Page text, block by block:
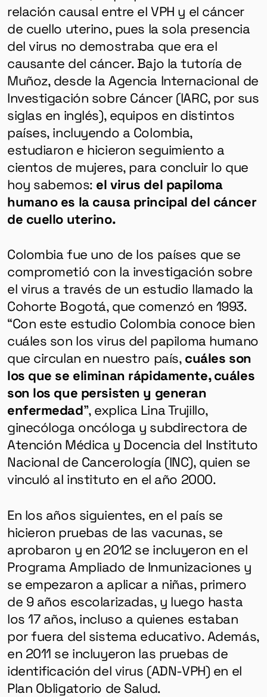
relación causal entre el VPH y el cáncer
de cuello uterino, pues la sola presencia
del virus no demostraba que era el
causante del cáncer. Bajo la tutoría de
Muñoz, desde la Agencia Internacional de
Investigación sobre Cáncer (IARC, por sus
siglas en inglés), equipos en distintos
países, incluyendo a Colombia,
estudiaron e hicieron seguimiento a
cientos de mujeres, para concluir lo que
hoy sabemos: el virus del papiloma
humano es la causa principal del cáncer
de cuello uterino.
Colombia fue uno de los países que se
comprometió con la investigación sobre
el virus a través de un estudio llamado la
Cohorte Bogotá, que comenzó en 1993.
“Con este estudio Colombia conoce bien
cuáles son los virus del papiloma humano
que circulan en nuestro país, cuáles son
los que se eliminan rápidamente, cuáles
son los que persisten y generan
enfermedad”, explica Lina Trujillo,
ginecóloga oncóloga y subdirectora de
Atención Médica y Docencia del Instituto
Nacional de Cancerología (INC), quien se
vinculó al instituto en el año 2000.
En los años siguientes, en el país se
hicieron pruebas de las vacunas, se
aprobaron y en 2012 se incluyeron en el
Programa Ampliado de Inmunizaciones y
se empezaron a aplicar a niñas, primero
de 9 años escolarizadas, y luego hasta
los 17 años, incluso a quienes estaban
por fuera del sistema educativo. Además,
en 2011 se incluyeron las pruebas de
identificación del virus (ADN-VPH) en el
Plan Obligatorio de Salud.